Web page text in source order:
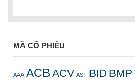
MÃ CỔ PHIẾU
AAA ACBACV AST BID BMP